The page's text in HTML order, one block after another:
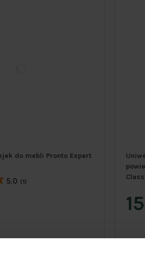
do mebli Pronto Expert
5.0 (1)
15